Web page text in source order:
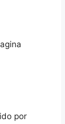
por